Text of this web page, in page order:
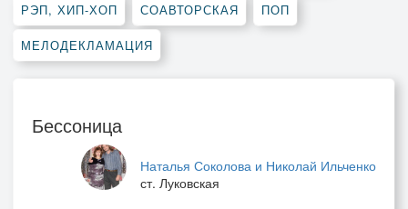
РЭП, ХИП-ХОП СОАВТОРСКАЯ ПОП
МЕЛОДЕКЛАМАЦИЯ
Бессоница
Наталья Соколова и Николай Ильченко
ст. Луковская